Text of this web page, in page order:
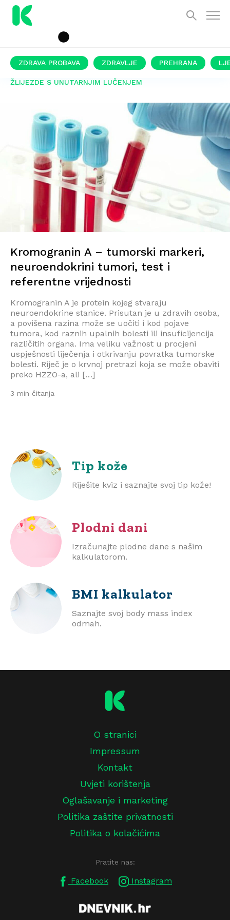
ZDRAVA PROBAVA ZDRAVLJE PREHRANA
ŽLIJEZDE S UNUTARNJIM LUČENJEM
Kromogranin A – tumorski markeri,
neuroendokrini tumori, test i
referentne vrijednosti
Kromogranin A je protein kojeg stvaraju
neuroendokrine stanice. Prisutan je u zdravih osoba,
a povišena razina može se uočiti i kod pojave
tumora, kod raznih upalnih bolesti ili insuficijencija
različitih organa. Ima veliku važnost u procjeni
uspješnosti liječenja i otkrivanju povratka tumorske
bolesti. Riječ je o krvnoj pretrazi koja se može obaviti
preko HZZO-a, ali […]
3 min čitanja
Tip kože
Riješite kviz i saznajte svoj tip kože!
Plodni dani
Izračunajte plodne dane s našim
kalkulatorom.
BMI kalkulator
Saznajte svoj body mass index
odmah.
O stranici
Impressum
Kontakt
Uvjeti korištenja
Oglašavanje i marketing
Politika zaštite privatnosti
Politika o kolačićima
Pratite nas:
Facebook Instagram